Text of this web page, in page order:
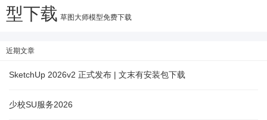
型下载 草图大师模型免费下载
近期文章
SketchUp 2026v2 正式发布 | 文末有安装包下载
少校SU服务2026